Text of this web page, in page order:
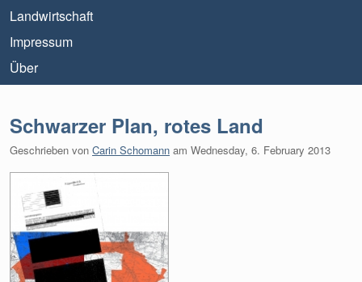
Landwirtschaft
Impressum
Über
Schwarzer Plan, rotes Land
Geschrieben von Carin Schomann am Wednesday, 6. February 2013